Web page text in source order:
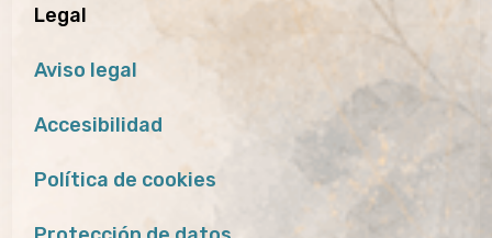
Legal
Aviso legal
Accesibilidad
Política de cookies